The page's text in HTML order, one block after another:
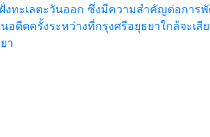
ทะเลตะวันออก ซึ่งมีความสำคัญต่อการ
อดีตครั้งระหว่างที่กรุงศรีอยุธยาใกล้จะเสี
า